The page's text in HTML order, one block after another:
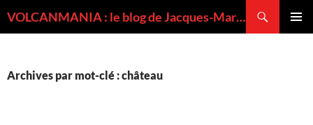
VOLCANMANIA : le blog de Jacques-Marie BARDINTZEFF, volcanologue
Archives par mot-clé : château